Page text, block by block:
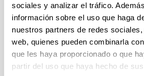
sociales y analizar el tráfico.
información sobre el uso que haga
nuestros partners de redes
web, quienes pueden combinarla
que les haya proporcionado o que
partir del uso que haya hecho de
El pago será con cargo a una
Los detalles del pago se
haya inscrito en:
https://www.udalba.cl/viii-
de-la-red-latinoamericana-de-
upv-ehu-2024/